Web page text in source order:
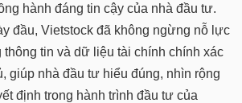
hành đáng tin cậy của nhà đầu tư.
đầu, Vietstock đã không ngừng nỗ lực
thông tin và dữ liệu tài chính chính xác
giúp nhà đầu tư hiểu đúng, nhìn rộng
định trong hành trình đầu tư của